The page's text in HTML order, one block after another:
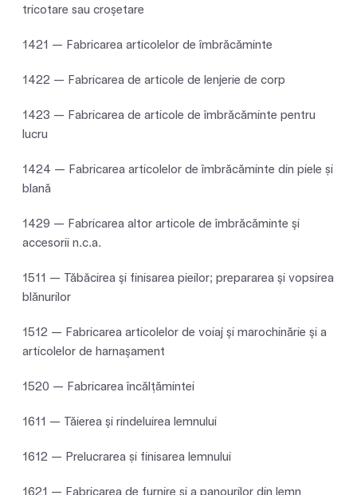
tricotare sau croşetare
1421 — Fabricarea articolelor de îmbrăcăminte
1422 — Fabricarea de articole de lenjerie de corp
1423 — Fabricarea de articole de îmbrăcăminte pentru
lucru
1424 — Fabricarea articolelor de îmbrăcăminte din piele și
blană
1429 — Fabricarea altor articole de îmbrăcăminte şi
accesorii n.c.a.
1511 — Tăbăcirea şi finisarea pieilor; prepararea şi vopsirea
blănurilor
1512 — Fabricarea articolelor de voiaj şi marochinărie şi a
articolelor de harnaşament
1520 — Fabricarea încălţămintei
1611 — Tăierea şi rindeluirea lemnului
1612 — Prelucrarea și finisarea lemnului
1621 — Fabricarea de furnire şi a panourilor din lemn